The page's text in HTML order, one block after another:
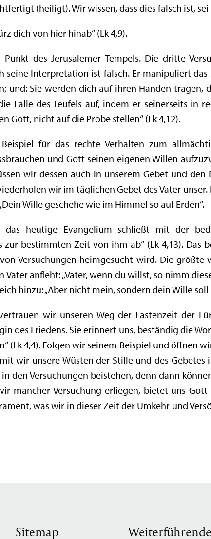
(heiligt). Wir wissen, dass dies falsch ist,
dich von hier hinab“ (Lk 4,9).
des Jerusalemer Tempels. Die dritte
seine Interpretation ist falsch. Er manipuliert das
und: Sie werden dich auf ihren Händen tragen,
Falle des Teufels auf, indem er seinerseits in
Gott, nicht auf die Probe stellen“ (Lk 4,12).
für das rechte Verhalten zum
und Gott seinen eigenen Willen
wir dessen auch in unserem Gebet und
wir im täglichen Gebet des Vater unser.
Wille geschehe wie im Himmel so auf Erden“.
heutige Evangelium schließt mit der
bestimmten Zeit von ihm ab“ (Lk 4,13). Das
Versuchungen heimgesucht wird. Die größte
Vater anfleht: „Vater, wenn du willst, so nimm
hinzu: „Aber nicht mein, sondern dein Wille soll
wir unseren Weg der Fastenzeit der
des Friedens. Sie erinnert uns, beständig die
(Lk 4,4). Folgen wir seinem Beispiel und öffnen
wir unsere Wüsten der Stille und des
den Versuchungen beistehen, denn dann
mancher Versuchung erliegen, bietet uns
was wir in dieser Zeit der Umkehr und
Sitemap